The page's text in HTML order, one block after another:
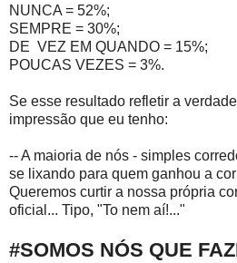
NUNCA = 52%;
SEMPRE = 30%;
DE VEZ EM QUANDO = 15%;
POUCAS VEZES = 3%.
Se esse resultado refletir a
impressão que eu tenho:
-- A maioria de nós - simples
se lixando para quem ganhou a
Queremos curtir a nossa própria
oficial... Tipo, "To nem aí!..."
#SOMOS NÓS QUE